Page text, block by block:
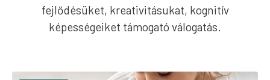
fejlődésüket, kreativitásukat, kognitív
képességeiket támogató válogatás.